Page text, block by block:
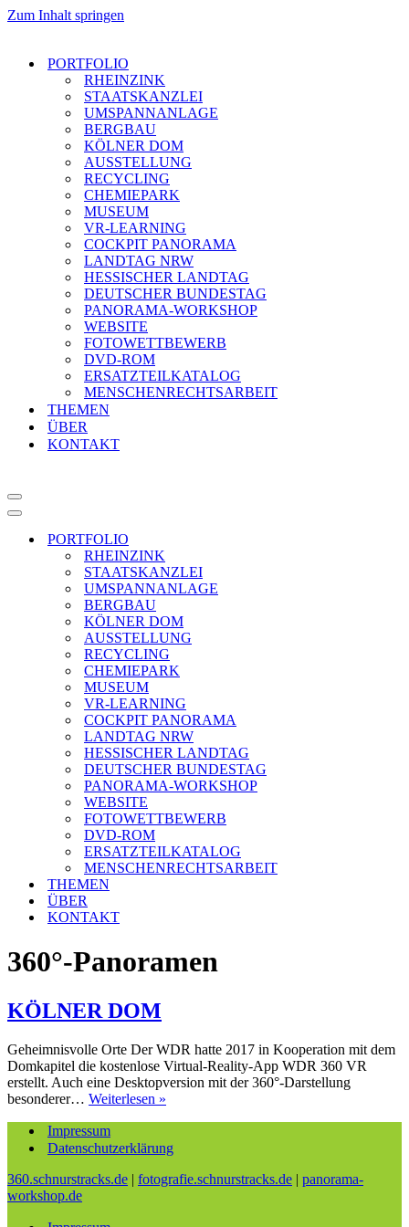
Zum Inhalt springen
PORTFOLIO
RHEINZINK
STAATSKANZLEI
UMSPANNANLAGE
BERGBAU
KÖLNER DOM
AUSSTELLUNG
RECYCLING
CHEMIEPARK
MUSEUM
VR-LEARNING
COCKPIT PANORAMA
LANDTAG NRW
HESSISCHER LANDTAG
DEUTSCHER BUNDESTAG
PANORAMA-WORKSHOP
WEBSITE
FOTOWETTBEWERB
DVD-ROM
ERSATZTEILKATALOG
MENSCHENRECHTSARBEIT
THEMEN
ÜBER
KONTAKT
Navigationsmenü
Navigationsmenü
PORTFOLIO
RHEINZINK
STAATSKANZLEI
UMSPANNANLAGE
BERGBAU
KÖLNER DOM
AUSSTELLUNG
RECYCLING
CHEMIEPARK
MUSEUM
VR-LEARNING
COCKPIT PANORAMA
LANDTAG NRW
HESSISCHER LANDTAG
DEUTSCHER BUNDESTAG
PANORAMA-WORKSHOP
WEBSITE
FOTOWETTBEWERB
DVD-ROM
ERSATZTEILKATALOG
MENSCHENRECHTSARBEIT
THEMEN
ÜBER
KONTAKT
360°-Panoramen
KÖLNER DOM
Geheimnisvolle Orte Der WDR hatte 2017 in Kooperation mit dem
Domkapitel die kostenlose Virtual-Reality-App WDR 360 VR
erstellt. Auch eine Desktopversion mit der 360°-Darstellung
besonderer… Weiterlesen »
Impressum
Datenschutzerklärung
360.schnurstracks.de | fotografie.schnurstracks.de | panorama-
workshop.de